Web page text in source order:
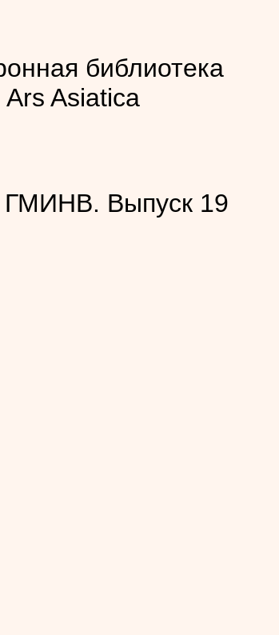
библиотека
Ars Asiatica
Выпуск 19